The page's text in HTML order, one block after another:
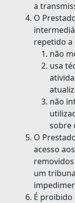
a
O
repetido a
não
usa
não
sobre
O
acesso
um
É